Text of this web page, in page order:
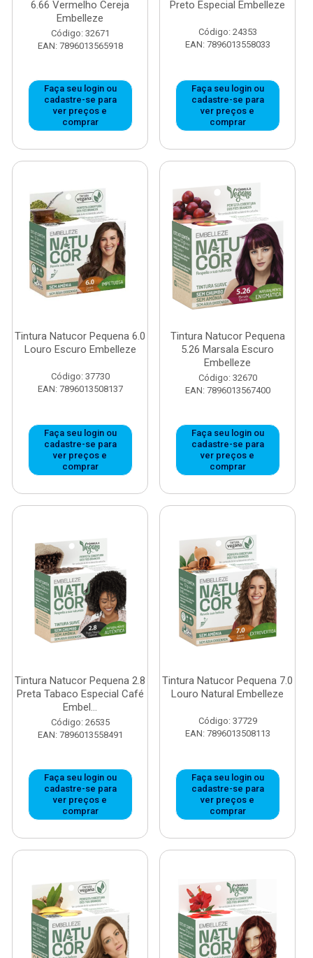
6.66 Vermelho Cereja
Embelleze
Código: 32671
EAN: 7896013565918
Faça seu login ou
cadastre-se para
ver preços e
comprar
Preto Especial Embelleze
Código: 24353
EAN: 7896013558033
Faça seu login ou
cadastre-se para
ver preços e
comprar
Tintura Natucor Pequena 6.0
Louro Escuro Embelleze
Código: 37730
EAN: 7896013508137
Faça seu login ou
cadastre-se para
ver preços e
comprar
Tintura Natucor Pequena
5.26 Marsala Escuro
Embelleze
Código: 32670
EAN: 7896013567400
Faça seu login ou
cadastre-se para
ver preços e
comprar
Tintura Natucor Pequena 2.8
Preta Tabaco Especial Café
Embel...
Código: 26535
EAN: 7896013558491
Faça seu login ou
cadastre-se para
ver preços e
comprar
Tintura Natucor Pequena 7.0
Louro Natural Embelleze
Código: 37729
EAN: 7896013508113
Faça seu login ou
cadastre-se para
ver preços e
comprar